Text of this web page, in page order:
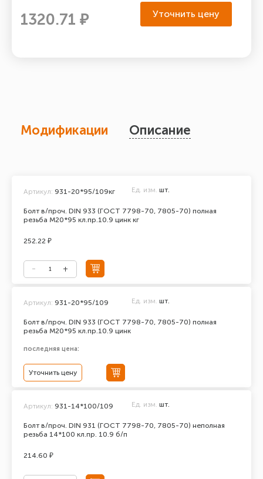
1320.71 ₽ Уточнить цену
Модификации Описание
Болт в/проч. DIN 933 (ГОСТ 7798-70, 7805-70) полная
резьба М20*95 кл.пр.10.9 цинк кг
Артикул: 931-20*95/109кг Ед. изм. шт.
252.22 ₽
Болт в/проч. DIN 933 (ГОСТ 7798-70, 7805-70) полная
резьба М20*95 кл.пр.10.9 цинк
Артикул: 931-20*95/109 Ед. изм. шт.
последняя цена:
Уточнить цену
Болт в/проч. DIN 931 (ГОСТ 7798-70, 7805-70) неполная
резьба 14*100 кл.пр. 10.9 б/п
Артикул: 931-14*100/109 Ед. изм. шт.
214.60 ₽